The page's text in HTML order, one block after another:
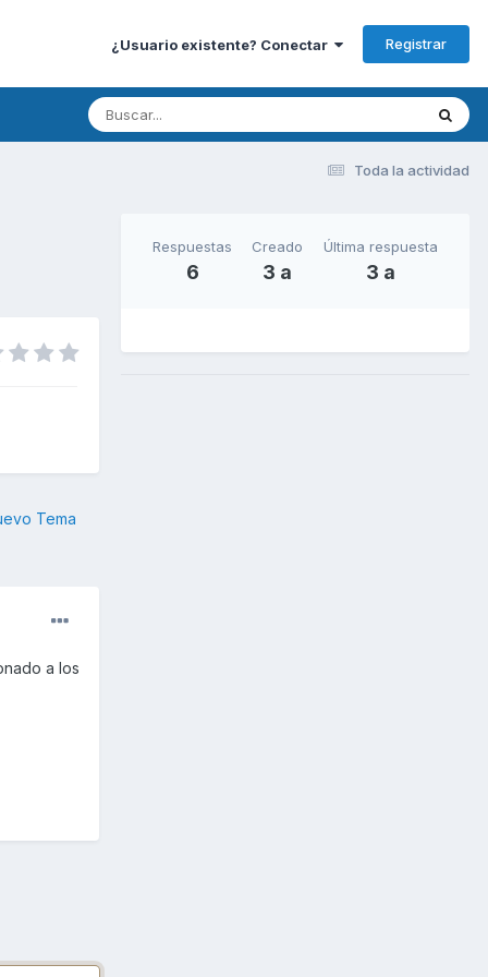
¿Usuario existente? Conectar Registrar
Toda la actividad
Tema
a los
Respuestas
6
Creado
3 a
Última respuesta
3 a